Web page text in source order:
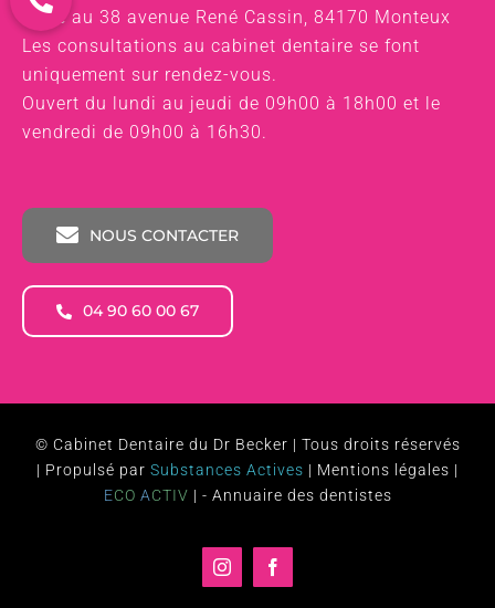
Situé au 38 avenue René Cassin, 84170 Monteux
Les consultations au cabinet dentaire se font
uniquement sur rendez-vous.
Ouvert du lundi au jeudi de 09h00 à 18h00 et le
vendredi de 09h00 à 16h30.
NOUS CONTACTER
04 90 60 00 67
© Cabinet Dentaire du Dr Becker | Tous droits réservés
| Propulsé par Substances Actives | Mentions légales |
ECO ACTIV | - Annuaire des dentistes
InstagramFacebook